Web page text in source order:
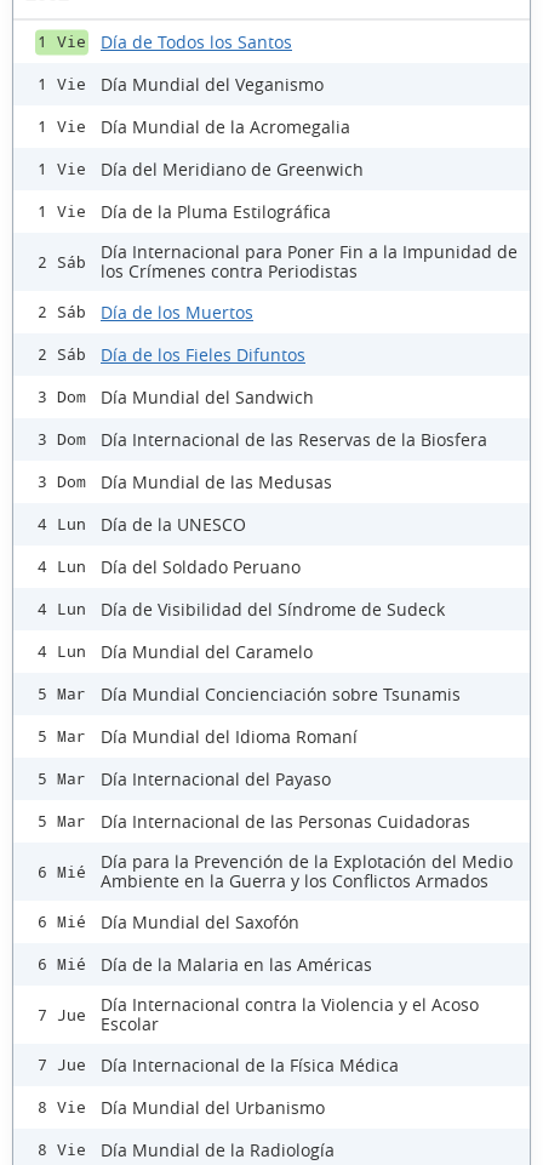
1 Vie Día de Todos los Santos
1 Vie Día Mundial del Veganismo
1 Vie Día Mundial de la Acromegalia
1 Vie Día del Meridiano de Greenwich
1 Vie Día de la Pluma Estilográfica
2 Sáb
Día Internacional para Poner Fin a la Impunidad de
los Crímenes contra Periodistas
2 Sáb Día de los Muertos
2 Sáb Día de los Fieles Difuntos
3 Dom Día Mundial del Sandwich
3 Dom Día Internacional de las Reservas de la Biosfera
3 Dom Día Mundial de las Medusas
4 Lun Día de la UNESCO
4 Lun Día del Soldado Peruano
4 Lun Día de Visibilidad del Síndrome de Sudeck
4 Lun Día Mundial del Caramelo
5 Mar Día Mundial Concienciación sobre Tsunamis
5 Mar Día Mundial del Idioma Romaní
5 Mar Día Internacional del Payaso
5 Mar Día Internacional de las Personas Cuidadoras
6 Mié
Día para la Prevención de la Explotación del Medio
Ambiente en la Guerra y los Conflictos Armados
6 Mié Día Mundial del Saxofón
6 Mié Día de la Malaria en las Américas
7 Jue
Día Internacional contra la Violencia y el Acoso
Escolar
7 Jue Día Internacional de la Física Médica
8 Vie Día Mundial del Urbanismo
8 Vie Día Mundial de la Radiología